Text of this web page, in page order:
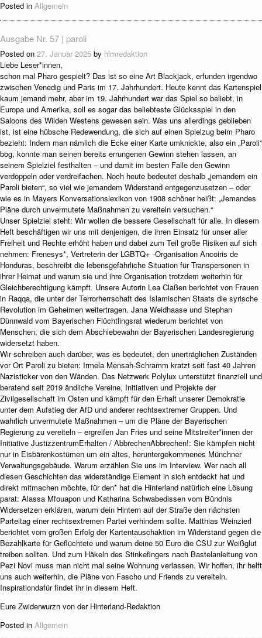
Posted in Allgemein
Ausgabe Nr. 57 | paroli
Posted on 27. Januar 2025 by hlmredaktion
Liebe Leser*innen,
schon mal Pharo gespielt? Das ist so eine Art Blackjack, erfunden irgendwo
zwischen Venedig und Paris im 17. Jahrhundert. Heute kennt das Kartenspiel
kaum jemand mehr, aber im 19. Jahrhundert war das Spiel so beliebt, in
Europa und Amerika, soll es sogar das beliebteste Glücksspiel in den
Saloons des Wilden Westens gewesen sein. Was uns allerdings geblieben
ist, ist eine hübsche Redewendung, die sich auf einen Spielzug beim Pharo
bezieht: Indem man nämlich die Ecke einer Karte umknickte, also ein „Paroli“
bog, konnte man seinen bereits errungenen Gewinn stehen lassen, an
seinem Spielziel festhalten – und damit im besten Falle den Gewinn
verdoppeln oder verdreifachen. Noch heute bedeutet deshalb „jemandem ein
Paroli bieten“, so viel wie jemandem Widerstand entgegenzusetzen – oder
wie es in Mayers Konversationslexikon von 1908 schöner heißt: „Jemandes
Pläne durch unvermutete Maßnahmen zu vereiteln versuchen.“
Unser Spielziel steht: Wir wollen die bessere Gesellschaft für alle. In diesem
Heft beschäftigen wir uns mit denjenigen, die ihren Einsatz für unser aller
Freiheit und Rechte erhöht haben und dabei zum Teil große Risiken auf sich
nehmen: Frenesys*, Vertreterin der LGBTQ+ -Organisation Ancoiris de
Honduras, beschreibt die lebensgefährliche Situation für Transpersonen in
ihrer Heimat und warum sie und ihre Organisation trotzdem weiterhin für
Gleichberechtigung kämpft. Unsere Autorin Lea Claßen berichtet von Frauen
in Raqqa, die unter der Terrorherrschaft des Islamischen Staats die syrische
Revolution im Geheimen weitertragen. Jana Weidhaase und Stephan
Dünnwald vom Bayerischen Flüchtlingsrat wiederum berichtet von
Menschen, die sich dem Abschiebewahn der Bayerischen Landesregierung
widersetzt haben.
Wir schreiben auch darüber, was es bedeutet, den unerträglichen Zuständen
vor Ort Paroli zu bieten: Irmela Mensah-Schramm kratzt seit fast 40 Jahren
Nazisticker von den Wänden. Das Netzwerk Polylux unterstützt finanziell und
beratend seit 2019 ändliche Vereine, Initiativen und Projekte der
Zivilgesellschaft im Osten und kämpft für den Erhalt unserer Demokratie
unter dem Aufstieg der AfD und anderer rechtsextremer Gruppen. Und
wahrlich unvermutete Maßnahmen – um die Pläne der Bayerischen
Regierung zu vereiteln – ergreifen Jan Fries und seine Mitstreiter*innen der
Initiative JustizzentrumErhalten / AbbrechenAbbrechen!: Sie kämpfen nicht
nur in Eisbärenkostümen um ein altes, heruntergekommenes Münchner
Verwaltungsgebäude. Warum erzählen Sie uns im Interview. Wer nach all
diesen Geschichten das widerständige Element in sich entdeckt hat und
direkt mitmachen möchte, für den* hat die Hinterland natürlich eine Lösung
parat: Alassa Mfouapon und Katharina Schwabedissen vom Bündnis
Widersetzen erklären, warum dein Hintern auf der Straße den nächsten
Parteitag einer rechtsextremen Partei verhindern sollte. Matthias Weinzierl
berichtet vom großen Erfolg der Kartentauschaktion im Widerstand gegen die
Bezahlkarte für Geflüchtete und warum deine 50 Euro die CSU zur Weißglut
treiben sollten. Und zum Häkeln des Stinkefingers nach Bastelanleitung von
Pezi Novi muss man nicht mal seine Wohnung verlassen. Wir hoffen, ihr helft
uns auch weiterhin, die Pläne von Fascho und Friends zu vereiteln.
Inspirationdafür findet ihr in diesem Heft.
Eure Zwiderwurzn von der Hinterland-Redaktion
Posted in Allgemein